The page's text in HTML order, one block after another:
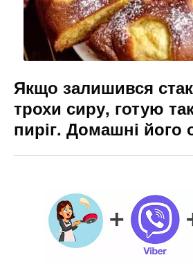
Якщо залишився
трохи сиру, готую
пиріг. Домашні